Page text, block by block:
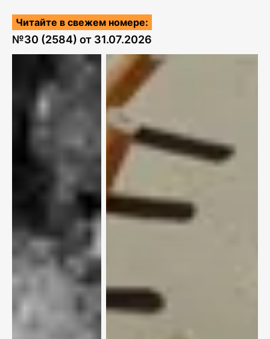
Читайте в свежем номере:
№30 (2584) от 31.07.2026